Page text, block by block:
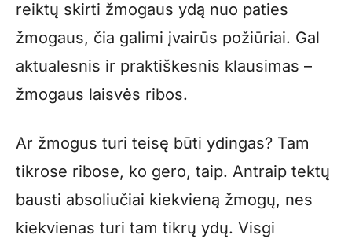
reiktų skirti žmogaus ydą nuo paties
žmogaus, čia galimi įvairūs požiūriai. Gal
aktualesnis ir praktiškesnis klausimas –
žmogaus laisvės ribos.
Ar žmogus turi teisę būti ydingas? Tam
tikrose ribose, ko gero, taip. Antraip tektų
bausti absoliučiai kiekvieną žmogų, nes
kiekvienas turi tam tikrų ydų. Visgi